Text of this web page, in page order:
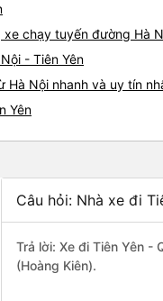
chạy tuyến đường Hà
- Tiên Yên
Hà Nội nhanh và uy tín
Yên
Câu hỏi: Nhà xe đi
Trả lời: Xe đi Tiên Yên -
(Hoàng Kiên).